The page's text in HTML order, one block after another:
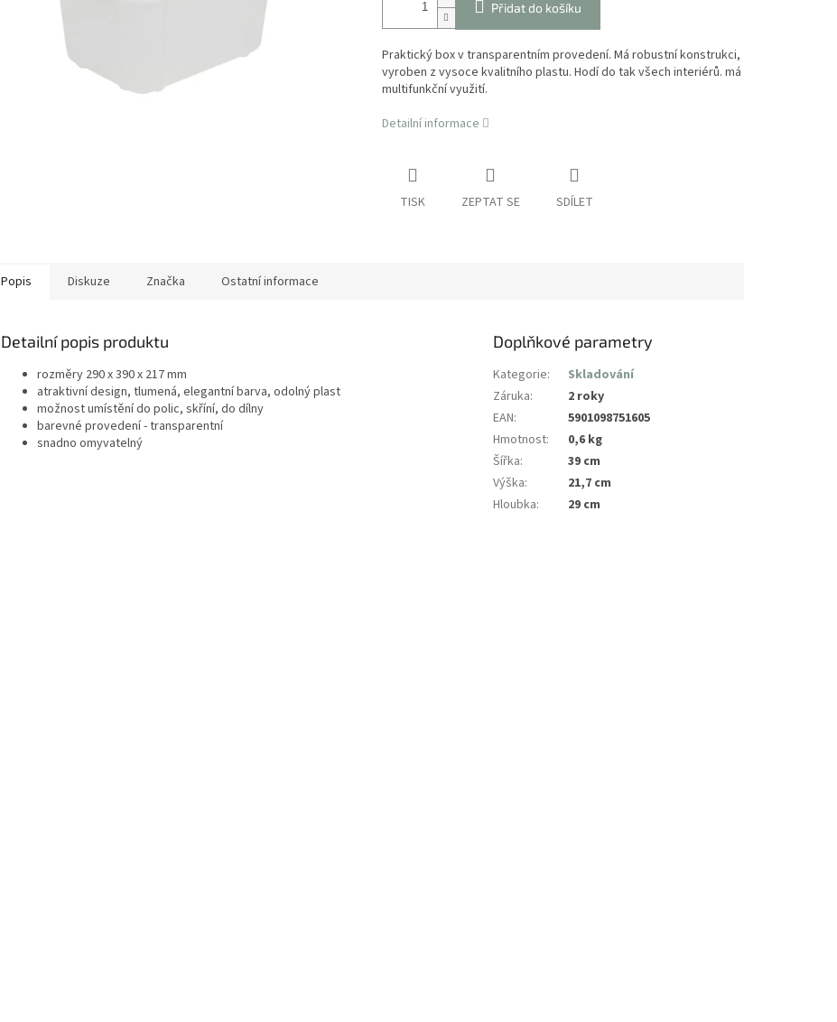
Přidat do košíku
Praktický box v transparentním provedení. Má robustní konstrukci,
vyroben z vysoce kvalitního plastu. Hodí do tak všech interiérů. má
multifunkční využití.
Detailní informace
TISK ZEPTAT SE SDÍLET
Popis Diskuze Značka Ostatní informace
Detailní popis produktu
rozměry 290 x 390 x 217mm
atraktivní design, tlumená, elegantní barva, odolný plast
možnost umístění do polic, skříní, do dílny
barevné provedení - transparentní
snadno omyvatelný
Doplňkové parametry
Kategorie:
Skladování
Záruka:
2 roky
EAN:
5901098751605
Hmotnost:
0,6 kg
Šířka:
39 cm
Výška:
21,7 cm
Hloubka: 29 cm